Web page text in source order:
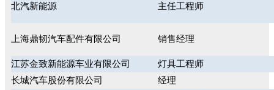
北汽新能源 主任工程师
上海鼎韧汽车配件有限公司 销售经理
江苏金致新能源车业有限公司
灯具工程师
长城汽车股份有限公司
经理